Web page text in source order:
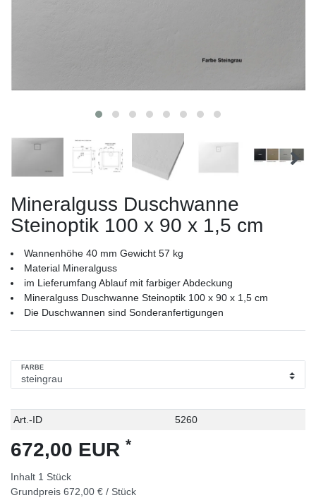
Mineralguss Duschwanne
Steinoptik 100 x 90 x 1,5 cm
Wannenhöhe 40 mm Gewicht 57 kg
Material Mineralguss
im Lieferumfang Ablauf mit farbiger Abdeckung
Mineralguss Duschwanne Steinoptik 100 x 90 x 1,5 cm
Die Duschwannen sind Sonderanfertigungen
FARBE
Technisches
Wert
Art.-ID 5260
672,00 EUR *
Inhalt 1 Stück
Grundpreis 672,00 € / Stück